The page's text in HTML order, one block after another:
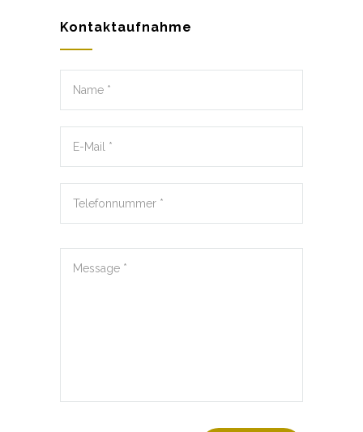
Kontaktaufnahme